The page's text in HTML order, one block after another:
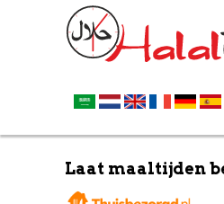
Laat maaltijden